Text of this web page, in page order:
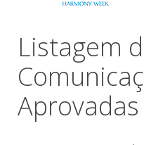
Listagem
Aprovadas